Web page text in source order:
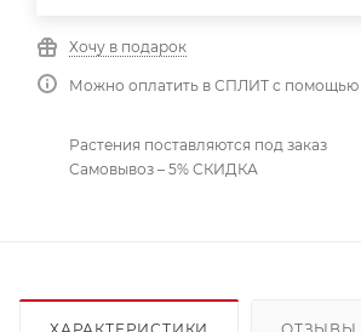
Хочу в подарок
Можно оплатить в СПЛИТ с помощью
Растения поставляются под заказ
Самовывоз – 5% СКИДКА